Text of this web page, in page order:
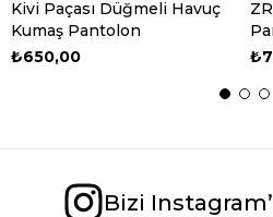
Kivi Paçası Düğmeli Havuç
Kumaş Pantolon
₺650,00
Bizi